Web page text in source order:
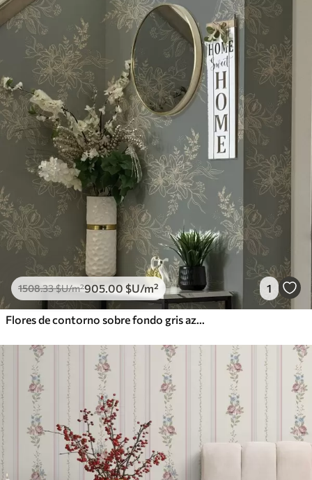
1508.33$U/m²905.00 $U/m² 1
Flores de contorno sobre fondo gris azulado, elegante motivo botánico